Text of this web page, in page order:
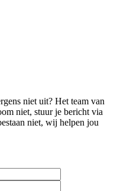
niet uit? Het team van
niet, stuur je bericht via
niet, wij helpen jou